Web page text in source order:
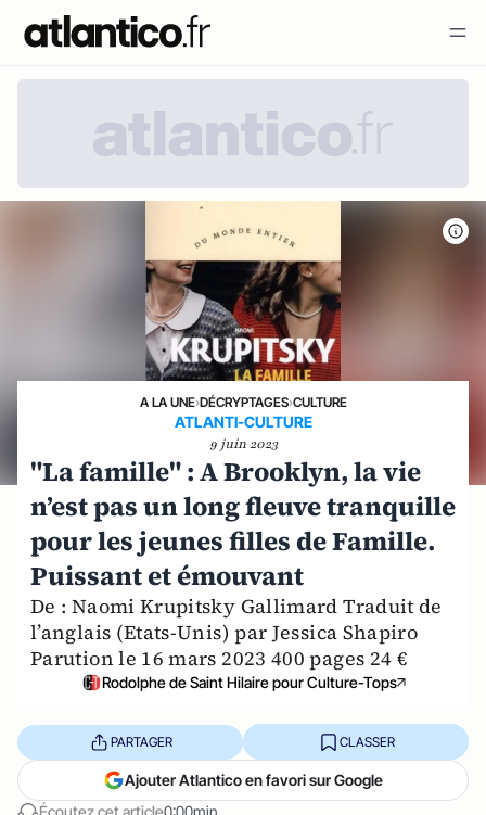
A LA UNE›DÉCRYPTAGES›CULTURE
ATLANTI-CULTURE
9 juin 2023
"La famille" : A Brooklyn, la vie
n’est pas un long fleuve tranquille
pour les jeunes filles de Famille.
Puissant et émouvant
De : Naomi Krupitsky Gallimard Traduit de
l’anglais (Etats-Unis) par Jessica Shapiro
Parution le 16 mars 2023 400 pages 24 €
Rodolphe de Saint Hilaire pour Culture-Tops
Écoutez cet article0:00min
PARTAGER CLASSER
Ajouter Atlantico en favori sur Google